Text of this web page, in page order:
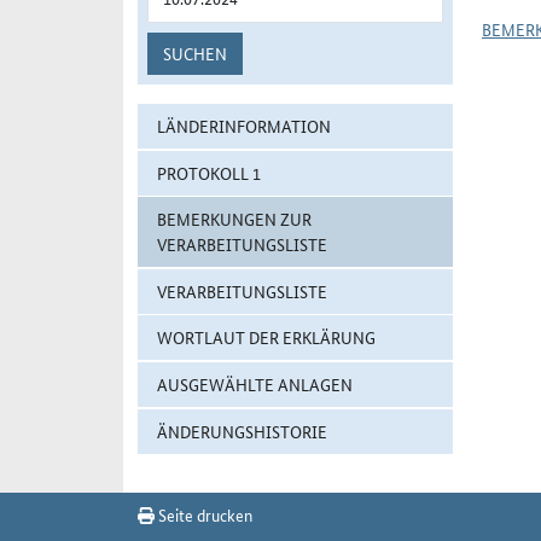
SUCHEN
LÄNDERINFORMATION
PROTOKOLL 1
BEMERKUNGEN ZUR
VERARBEITUNGSLISTE
VERARBEITUNGSLISTE
WORTLAUT DER ERKLÄRUNG
AUSGEWÄHLTE ANLAGEN
ÄNDERUNGSHISTORIE
Seite drucken